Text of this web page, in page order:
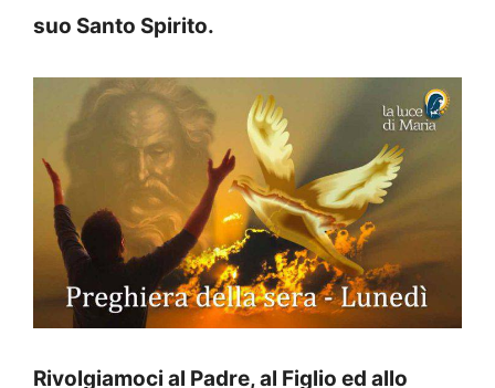
suo Santo Spirito.
Rivolgiamoci al Padre, al Figlio ed allo